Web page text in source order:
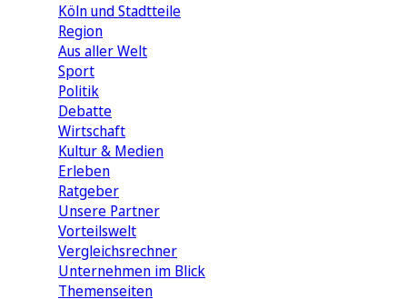
Köln und Stadtteile
Region
Aus aller Welt
Sport
Politik
Debatte
Wirtschaft
Kultur & Medien
Erleben
Ratgeber
Unsere Partner
Vorteilswelt
Vergleichsrechner
Unternehmen im Blick
Themenseiten